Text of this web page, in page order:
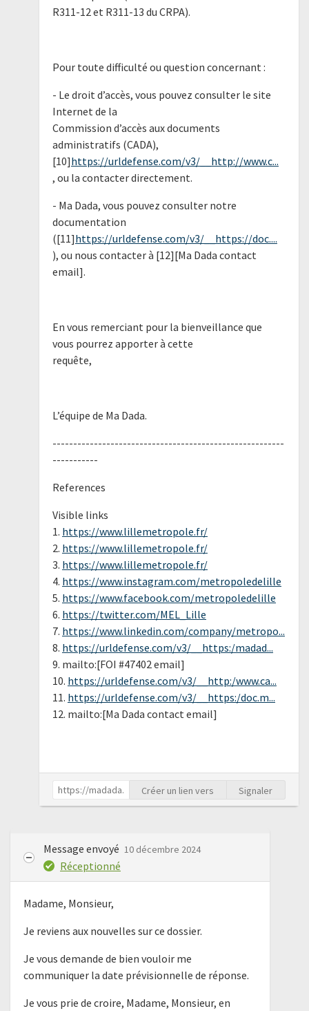
R311-12 et R311-13 du CRPA).
Pour toute difficulté ou question concernant :
- Le droit d’accès, vous pouvez consulter le site
Internet de la
Commission d’accès aux documents
administratifs (CADA),
[10]https://urldefense.com/v3/__http://www.c...
, ou la contacter directement.
- Ma Dada, vous pouvez consulter notre
documentation
([11]https://urldefense.com/v3/__https://doc....
), ou nous contacter à [12][Ma Dada contact
email].
En vous remerciant pour la bienveillance que
vous pourrez apporter à cette
requête,
L’équipe de Ma Dada.
--------------------------------------------------------
-----------
References
Visible links
1. https://www.lillemetropole.fr/
2. https://www.lillemetropole.fr/
3. https://www.lillemetropole.fr/
4. https://www.instagram.com/metropoledelille
5. https://www.facebook.com/metropoledelille
6. https://twitter.com/MEL_Lille
7. https://www.linkedin.com/company/metropo...
8. https://urldefense.com/v3/__https:/madad...
9. mailto:[FOI #47402 email]
10. https://urldefense.com/v3/__http:/www.ca...
11. https://urldefense.com/v3/__https:/doc.m...
12. mailto:[Ma Dada contact email]
Créer un lien vers Signaler
Message envoyé 10 décembre 2024
Réceptionné
Madame, Monsieur,
Je reviens aux nouvelles sur ce dossier.
Je vous demande de bien vouloir me
communiquer la date prévisionnelle de réponse.
Je vous prie de croire, Madame, Monsieur, en